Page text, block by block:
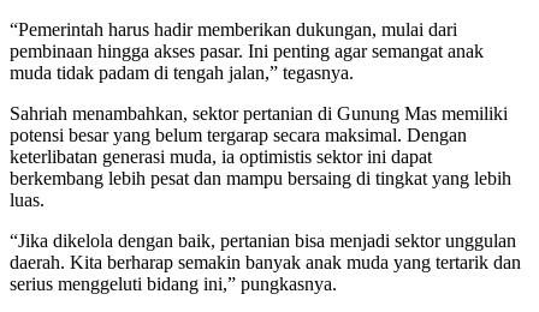
“Pemerintah harus hadir memberikan dukungan, mulai dari
pembinaan hingga akses pasar. Ini penting agar semangat anak
muda tidak padam di tengah jalan,” tegasnya.
Sahriah menambahkan, sektor pertanian di Gunung Mas memiliki
potensi besar yang belum tergarap secara maksimal. Dengan
keterlibatan generasi muda, ia optimistis sektor ini dapat
berkembang lebih pesat dan mampu bersaing di tingkat yang lebih
luas.
“Jika dikelola dengan baik, pertanian bisa menjadi sektor unggulan
daerah. Kita berharap semakin banyak anak muda yang tertarik dan
serius menggeluti bidang ini,” pungkasnya.